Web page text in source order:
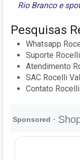
Rio Brancoe
Pesquisas
Whatsapp
Suporte
Atendimento
SAC Rocelli
Contato